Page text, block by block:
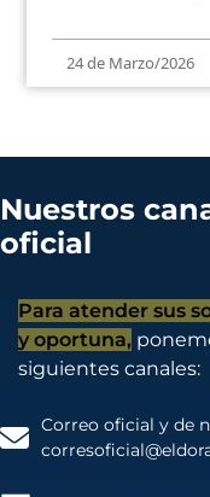
24 de Marzo/2026
Nuestros
oficial
Para atender sus
y oportuna,
siguientes canales:
Correo oficial y de